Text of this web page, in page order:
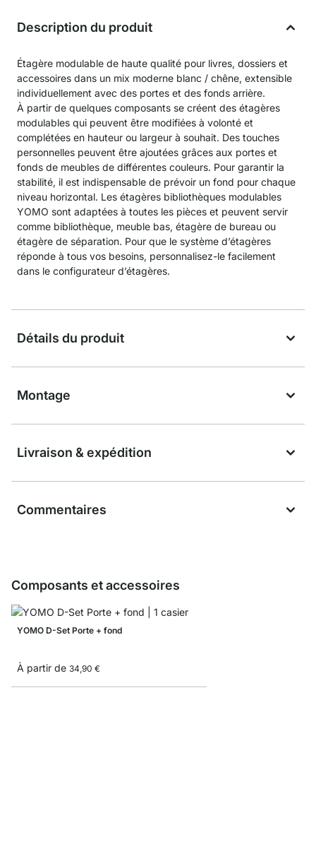
Description du produit
Étagère modulable de haute qualité pour livres, dossiers et
accessoires dans un mix moderne blanc / chêne, extensible
individuellement avec des portes et des fonds arrière.
À partir de quelques composants se créent des étagères
modulables qui peuvent être modifiées à volonté et
complétées en hauteur ou largeur à souhait. Des touches
personnelles peuvent être ajoutées grâces aux portes et
fonds de meubles de différentes couleurs. Pour garantir la
stabilité, il est indispensable de prévoir un fond pour chaque
niveau horizontal. Les étagères bibliothèques modulables
YOMO sont adaptées à toutes les pièces et peuvent servir
comme bibliothèque, meuble bas, étagère de bureau ou
étagère de séparation. Pour que le système d’étagères
réponde à tous vos besoins, personnalisez-le facilement
dans le configurateur d’étagères.
Détails du produit
Montage
Livraison & expédition
Commentaires
Composants et accessoires
YOMO D-Set Porte + fond
À partir de 34,90 €